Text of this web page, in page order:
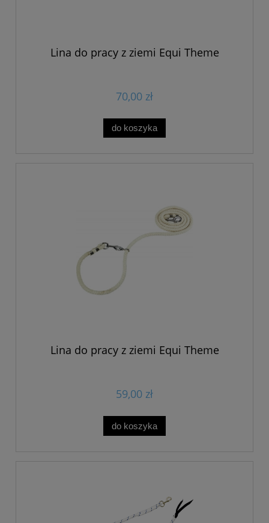
Lina do pracy z ziemi Equi Theme
70,00 zł
do koszyka
Lina do pracy z ziemi Equi Theme
59,00 zł
do koszyka